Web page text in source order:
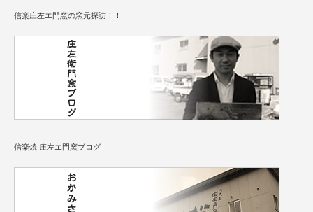
信楽庄左エ門窯の窯元探訪！！
信楽焼 庄左エ門窯ブログ